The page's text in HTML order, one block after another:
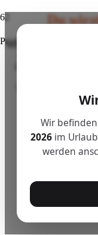
Produkt
Wir
2026 im
werden
Du
Wir legen bei Genuss
wir unsere Früchte
Haltbarkeit erhitzen
gestalten wir
Echter Direktsaft,
Lernen Sie uns